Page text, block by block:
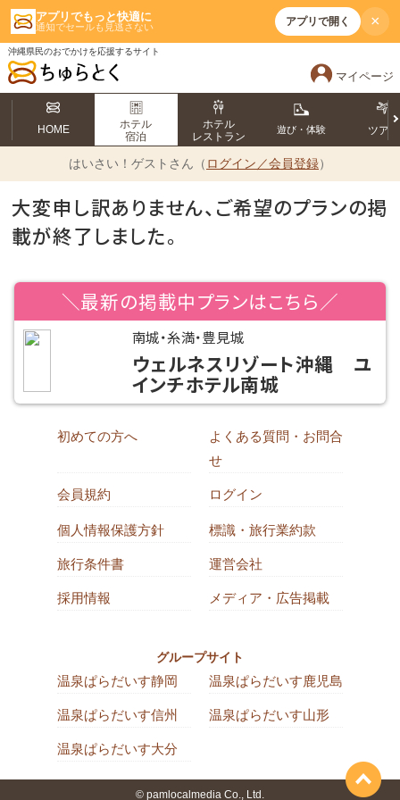
アプリでもっと快適に
通知でセールも見逃さない アプリで開く ×
沖縄県民のおでかけを応援するサイト
マイページ
HOME
ホテル
宿泊
ホテル
レストラン
遊び・体験 ツアー
はいさい！ ゲストさん（ ログイン／会員登録）
大変申し訳ありません、ご希望のプランの掲
載が終了しました。
＼最新の掲載中プランはこちら／
南城・糸満・豊見城
ウェルネスリゾート沖縄 ユ
インチホテル南城
初めての方へ
よくある質問・お問合
せ
会員規約 ログイン
個人情報保護方針 標識・旅行業約款
旅行条件書 運営会社
採用情報 メディア・広告掲載
グループサイト
温泉ぱらだいす静岡 温泉ぱらだいす鹿児島
温泉ぱらだいす信州 温泉ぱらだいす山形
温泉ぱらだいす大分
© pamlocalmedia Co., Ltd.